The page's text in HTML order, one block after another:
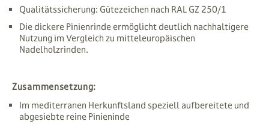
Qualitätssicherung: Gütezeichen nach RAL GZ 250/1
Die dickere Pinienrinde ermöglicht deutlich nachhaltigere
Nutzung im Vergleich zu mitteleuropäischen
Nadelholzrinden.
Zusammensetzung:
Im mediterranen Herkunftsland speziell aufbereitete und
abgesiebte reine Pinieninde